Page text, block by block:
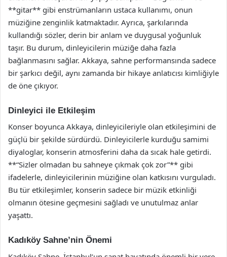
**gitar** gibi enstrümanların ustaca kullanımı, onun
müziğine zenginlik katmaktadır. Ayrıca, şarkılarında
kullandığı sözler, derin bir anlam ve duygusal yoğunluk
taşır. Bu durum, dinleyicilerin müziğe daha fazla
bağlanmasını sağlar. Akkaya, sahne performansında sadece
bir şarkıcı değil, aynı zamanda bir hikaye anlatıcısı kimliğiyle
de öne çıkıyor.
Dinleyici ile Etkileşim
Konser boyunca Akkaya, dinleyicileriyle olan etkileşimini de
güçlü bir şekilde sürdürdü. Dinleyicilerle kurduğu samimi
diyaloglar, konserin atmosferini daha da sıcak hale getirdi.
**“Sizler olmadan bu sahneye çıkmak çok zor”** gibi
ifadelerle, dinleyicilerinin müziğine olan katkısını vurguladı.
Bu tür etkileşimler, konserin sadece bir müzik etkinliği
olmanın ötesine geçmesini sağladı ve unutulmaz anlar
yaşattı.
Kadıköy Sahne’nin Önemi